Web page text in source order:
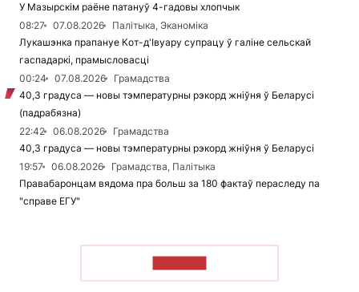
У Мазырскім раёне патануў 4-гадовы хлопчык
08:27
07.08.2026
Палітыка, Эканоміка
Лукашэнка прапануе Кот-д'Івуару супрацу ў галіне сельскай
гаспадаркі, прамысловасці
00:24
07.08.2026
Грамадства
40,3 градуса — новы тэмпературны рэкорд жніўня ў Беларусі
(падрабязна)
22:42
06.08.2026
Грамадства
40,3 градуса — новы тэмпературны рэкорд жніўня ў Беларусі
19:57
06.08.2026
Грамадства, Палітыка
Правабаронцам вядома пра больш за 180 фактаў пераследу па
"справе ЕГУ"